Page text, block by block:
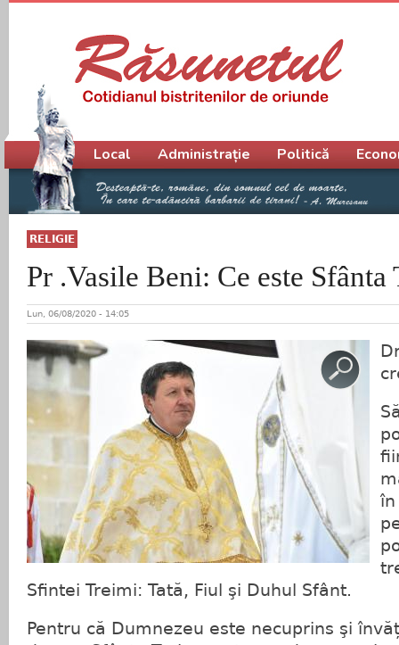
RELIGIE
Pr .Vasile Beni: Ce este Sfânta
Lun, 06/08/2020 - 14:05
în
Sfintei Treimi: Tată, Fiul şi Duhul Sfânt.
Pentru că Dumnezeu este necuprins şi
Meniu principal
Local Administrație Politică